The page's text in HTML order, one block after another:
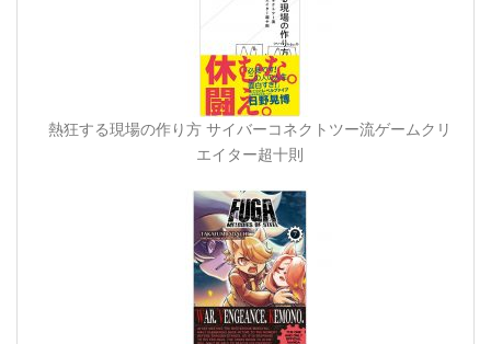
熱狂する現場の作り方 サイバーコネクトツー流ゲームクリ
エイター超十則